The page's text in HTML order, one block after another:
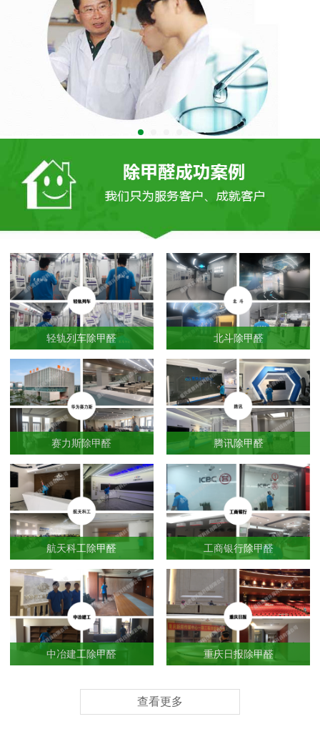
轻轨列车除甲醛 北斗除甲醛
赛力斯除甲醛 腾讯除甲醛
航天科工除甲醛 工商银行除甲醛
中冶建工除甲醛 重庆日报除甲醛
查看更多